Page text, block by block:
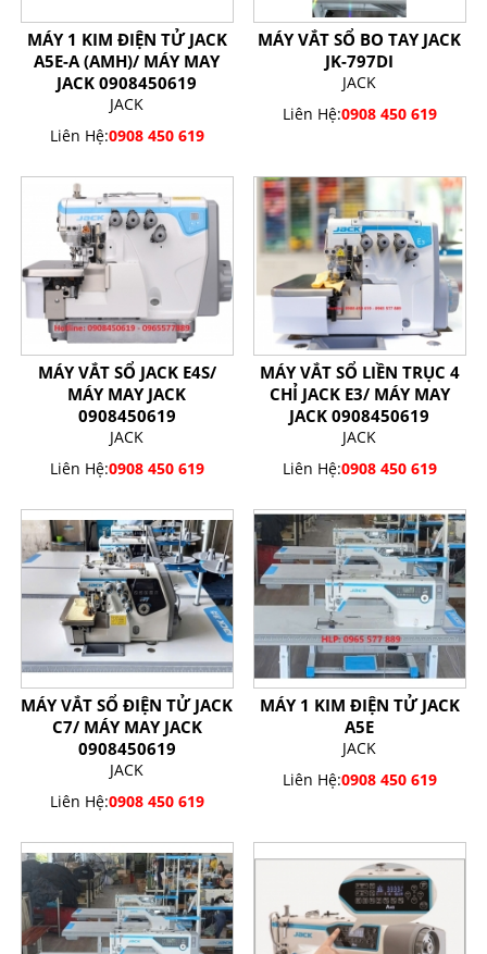
MÁY 1 KIM ĐIỆN TỬ JACK
A5E-A (AMH)/ MÁY MAY
JACK 0908450619
JACK
Liên Hệ:0908 450 619
MÁY VẮT SỔ BO TAY JACK
JK-797DI
JACK
Liên Hệ:0908 450 619
MÁY VẮT SỔ JACK E4S/
MÁY MAY JACK
0908450619
JACK
Liên Hệ:0908 450 619
MÁY VẮT SỔ LIỀN TRỤC 4
CHỈ JACK E3/ MÁY MAY
JACK 0908450619
JACK
Liên Hệ:0908 450 619
MÁY VẮT SỔ ĐIỆN TỬ JACK
C7/ MÁY MAY JACK
0908450619
JACK
Liên Hệ:0908 450 619
MÁY 1 KIM ĐIỆN TỬ JACK
A5E
JACK
Liên Hệ:0908 450 619